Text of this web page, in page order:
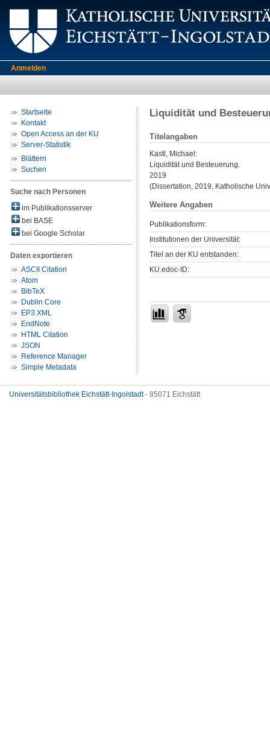
Anmelden
Startseite
Kontakt
Open Access an der KU
Server-Statistik
Blättern
Suchen
Suche nach Personen
im Publikationsserver
bei BASE
bei Google Scholar
Daten exportieren
ASCII Citation
Atom
BibTeX
Dublin Core
EP3 XML
EndNote
HTML Citation
JSON
Reference Manager
Simple Metadata
Liquidität und
Titelangaben
Kastl, Michael :
Liquidität und Besteuerung.
2019
(Dissertation, 2019, Katholische
Weitere Angaben
Publikationsform:
Institutionen der Universität:
Titel an der KU entstanden:
KU.edoc-ID:
Universitätsbibliothek Eichstätt-Ingolstadt- 85071 Eichstätt